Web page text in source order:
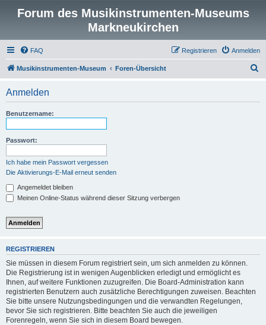
Forum des Musikinstrumenten-Museums
Markneukirchen
FAQ Anmelden
Registrieren
Musikinstrumenten-Museum Foren-Übersicht
Anmelden
Benutzername:
Passwort:
Ich habe mein Passwort vergessen
Die Aktivierungs-E-Mail erneut senden
Angemeldet bleiben
Meinen Online-Status während dieser Sitzung verbergen
REGISTRIEREN
Sie müssen in diesem Forum registriert sein, um sich anmelden zu können.
Die Registrierung ist in wenigen Augenblicken erledigt und ermöglicht es
Ihnen, auf weitere Funktionen zuzugreifen. Die Board-Administration kann
registrierten Benutzern auch zusätzliche Berechtigungen zuweisen. Beachten
Sie bitte unsere Nutzungsbedingungen und die verwandten Regelungen,
bevor Sie sich registrieren. Bitte beachten Sie auch die jeweiligen
Forenregeln, wenn Sie sich in diesem Board bewegen.